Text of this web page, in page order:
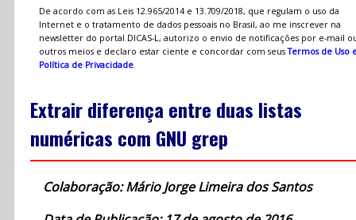
De acordo com as Leis 12.965/2014 e 13.709/2018, que regulam o uso da
Internet e o tratamento de dados pessoais no Brasil, ao me inscrever na
newsletter do portal DICAS-L, autorizo o envio de notificações por e-mail
outros meios e declaro estar ciente e concordar com seusTermos de Uso
Política de Privacidade.
Extrair diferença entre duas listas
numéricas com GNU grep
Colaboração: Mário Jorge Limeira dos Santos